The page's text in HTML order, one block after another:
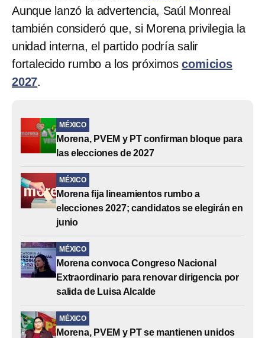
Aunque lanzó la advertencia, Saúl Monreal
también consideró que, si Morena privilegia la
unidad interna, el partido podría salir
fortalecido rumbo a los próximoscomicios
2027.
MÉXICO
Morena, PVEM y PT confirman bloque para
las elecciones de 2027
MÉXICO
Morena fija lineamientos rumbo a
elecciones 2027; candidatos se elegirán en
junio
MÉXICO
Morena convoca Congreso Nacional
Extraordinario para renovar dirigencia por
salida de Luisa Alcalde
MÉXICO
Morena, PVEM y PT se mantienen unidos